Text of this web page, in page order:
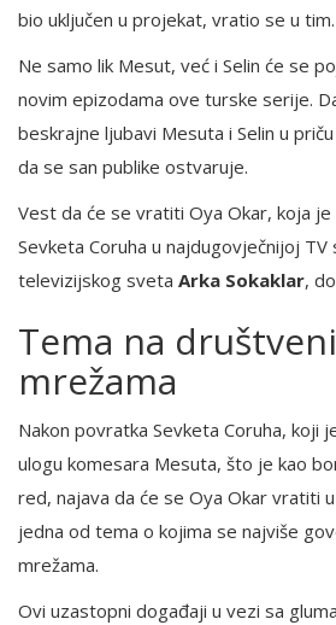
bio uključen u projekat, vratio se u tim.
Ne samo lik Mesut, već i Selin će se
novim epizodama ove turske serije.
beskrajne ljubavi Mesuta i Selin u priču
da se san publike ostvaruje.
Vest da će se vratiti Oya Okar, koja je
Sevketa Coruha u najdugovječnijoj
televizijskog sveta Arka Sokaklar,
Tema na
mrežama
Nakon povratka Sevketa Coruha, koji
ulogu komesara Mesuta, što je kao
red, najava da će se Oya Okar vratiti
jedna od tema o kojima se najviše
mrežama.
Ovi uzastopni događaji u vezi sa